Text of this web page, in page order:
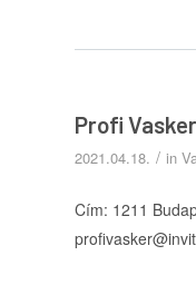
Profi
2021.04.18. / in
Cím: 1211